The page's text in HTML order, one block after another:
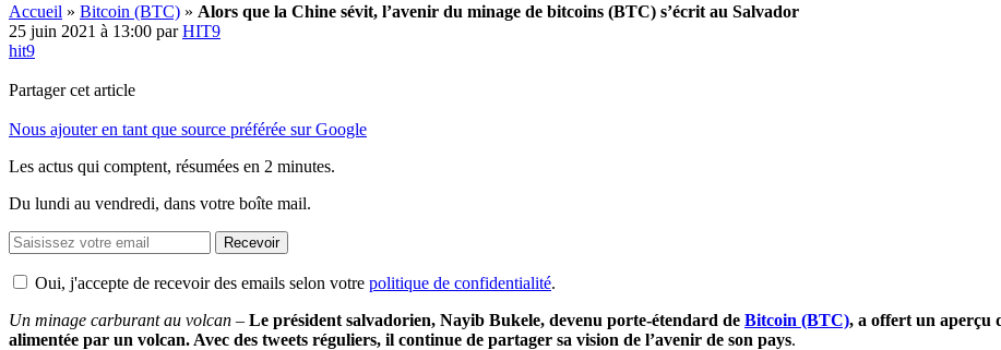
Accueil » Bitcoin (BTC) » Alors que la Chine sévit, l’avenir du minage de bitcoins (BTC) s’écrit au Salvador
25 juin 2021 à 13:00 parHIT9
hit9
Partager cet article
Nous ajouter en tant que source préférée sur Google
Les actus qui comptent, résumées en 2 minutes.
Du lundi au vendredi, dans votre boîte mail.
Recevoir
Oui, j'accepte de recevoir des emails selon votre politique de confidentialité.
Un minage carburant au volcan – Le président salvadorien, Nayib Bukele, devenu porte-étendard de Bitcoin (BTC), a offert un aperçu
alimentée par un volcan. Avec des tweets réguliers, il continue de partager sa vision de l’avenir de son pays.